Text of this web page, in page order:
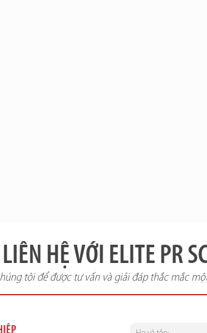
LIÊN HỆ VỚI ELITE PR
tôi để được tư vấn và giải đáp thắc mắc